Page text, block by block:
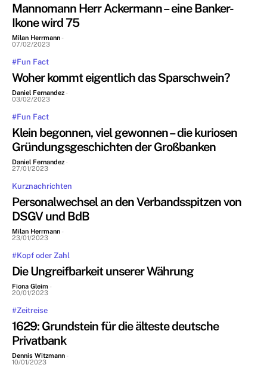
Mannomann Herr Ackermann – eine Banker-
Ikone wird 75
Milan Herrmann -
07/02/2023
#Fun Fact
Woher kommt eigentlich das Sparschwein?
Daniel Fernandez -
03/02/2023
#Fun Fact
Klein begonnen, viel gewonnen – die kuriosen
Gründungsgeschichten der Großbanken
Daniel Fernandez -
27/01/2023
Kurznachrichten
Personalwechsel an den Verbandsspitzen von
DSGV und BdB
Milan Herrmann -
23/01/2023
#Kopf oder Zahl
Die Ungreifbarkeit unserer Währung
Fiona Gleim -
20/01/2023
#Zeitreise
1629: Grundstein für die älteste deutsche
Privatbank
Dennis Witzmann -
10/01/2023